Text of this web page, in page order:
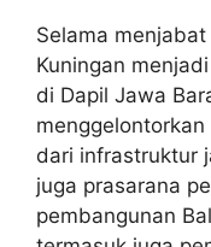
Selama
Kuningan
di Dapil Jawa
dari infrastruktur
juga prasarana
pembangunan